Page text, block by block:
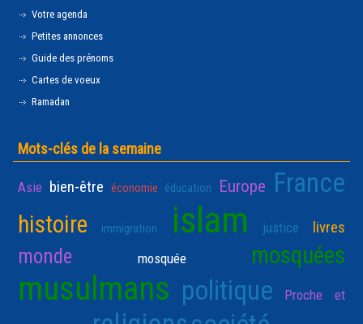
Votre agenda
Petites annonces
Guide des prénoms
Cartes de voeux
Ramadan
Mots-clés de la semaine
Asie bien-être économie éducation Europe France
histoire immigration islam justice livres
monde mosquée mosquées
musulmans politique Proche et